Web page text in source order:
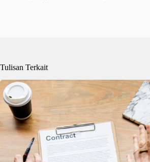
Tulisan Terkait